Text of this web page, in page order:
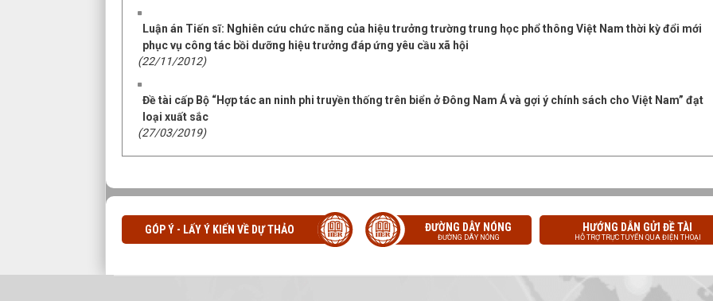
Luận án Tiến sĩ: Nghiên cứu chức năng của hiệu trưởng trường trung học phổ thông Việt Nam thời kỳ đổi mới
phục vụ công tác bồi dưỡng hiệu trưởng đáp ứng yêu cầu xã hội
(22/11/2012)
Đề tài cấp Bộ “Hợp tác an ninh phi truyền thống trên biển ở Đông Nam Á và gợi ý chính sách cho Việt Nam” đạt
loại xuất sắc
(27/03/2019)
GÓP Ý - LẤY Ý KIẾN VỀ DỰ THẢO ĐƯỜNG DÂY NÓNG
ĐƯỜNG DÂY NÓNG
HƯỚNG DẪN GỬI ĐỀ TÀI
HỖ TRỢ TRỰC TUYẾN QUA ĐIỆN THOẠI